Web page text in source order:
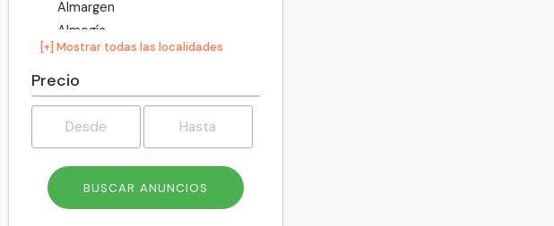
Almargen
Almogía
Álora
Alozaina
Alpandeire
Antequera
Árchez
Archidona
Ardales
[+] Mostrar todas las localidades
Precio